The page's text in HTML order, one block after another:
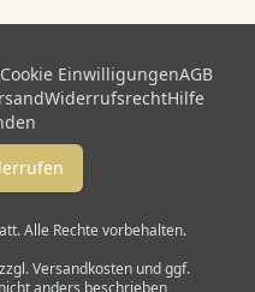
Cookie EinwilligungenAGB
WiderrufsrechtHilfe
Alle Rechte vorbehalten.
Versandkosten und ggf.